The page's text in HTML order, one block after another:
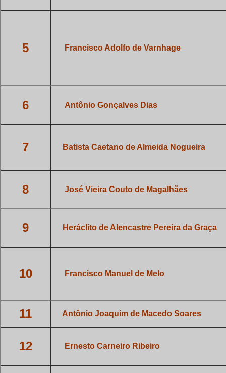
5 Francisco Adolfo de Varnhage
6 Antônio Gonçalves Dias
7 Batista Caetano de Almeida Nogueira
8 José Vieira Couto de Magalhães
9 Heráclito de Alencastre Pereira da Graça
10 Francisco Manuel de Melo
11 Antônio Joaquim de Macedo Soares
12 Ernesto Carneiro Ribeiro